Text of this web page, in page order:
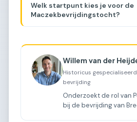
Welk startpunt kies je voor de
Maczekbevrijdingstocht?
Willem van der
Historicus gespecialiseerd
bevrijding
Onderzoekt de rol van
bij de bevrijding van